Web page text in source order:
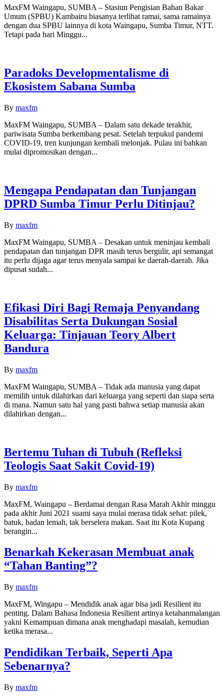
MaxFM Waingapu, SUMBA – Stasiun Pengisian Bahan Bakar
Umum (SPBU) Kambairu biasanya terlihat ramai, sama ramainya
dengan dua SPBU lainnya di kota Waingapu, Sumba Timur, NTT.
Tetapi pada hari Minggu...
Paradoks Developmentalisme di
Ekosistem Sabana Sumba
By maxfm
MaxFM Waingapu, SUMBA – Dalam satu dekade terakhir,
pariwisata Sumba berkembang pesat. Setelah terpukul pandemi
COVID-19, tren kunjungan kembali melonjak. Pulau ini bahkan
mulai dipromosikan dengan...
Mengapa Pendapatan dan Tunjangan
DPRD Sumba Timur Perlu Ditinjau?
By maxfm
MaxFM Waingapu, SUMBA – Desakan untuk meninjau kembali
pendapatan dan tunjangan DPR masih terus bergulir, api semangat
itu perlu dijaga agar terus menyala sampai ke daerah-daerah. Jika
dipusat sudah...
Efikasi Diri Bagi Remaja Penyandang
Disabilitas Serta Dukungan Sosial
Keluarga: Tinjauan Teory Albert
Bandura
By maxfm
MaxFM Waingapu, SUMBA – Tidak ada manusia yang dapat
memilih untuk dilahirkan dari keluarga yang seperti dan siapa serta
di mana. Namun satu hal yang pasti bahwa setiap manusia akan
dilahirkan dengan...
Bertemu Tuhan di Tubuh (Refleksi
Teologis Saat Sakit Covid-19)
By maxfm
MaxFM, Waingapu – Berdamai dengan Rasa Marah Akhir minggu
pada akhir Juni 2021 suami saya mulai merasa tidak sehat: pilek,
batuk, badan lemah, tak berselera makan. Saat itu Kota Kupang
berangin...
Benarkah Kekerasan Membuat anak
“Tahan Banting”?
By maxfm
MaxFM, Wingapu – Mendidik anak agar bisa jadi Resilient itu
penting. Dalam Bahasa Indonesia Resilient artinya ketahanmalangan
yakni Kemampuan dimana anak menghadapi masalah, kemudian
ketika merasa...
Pendidikan Terbaik, Seperti Apa
Sebenarnya?
By maxfm